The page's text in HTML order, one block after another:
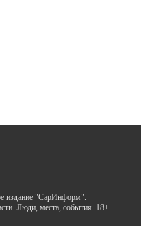
издание "СарИнформ".
Люди, места, события. 18+